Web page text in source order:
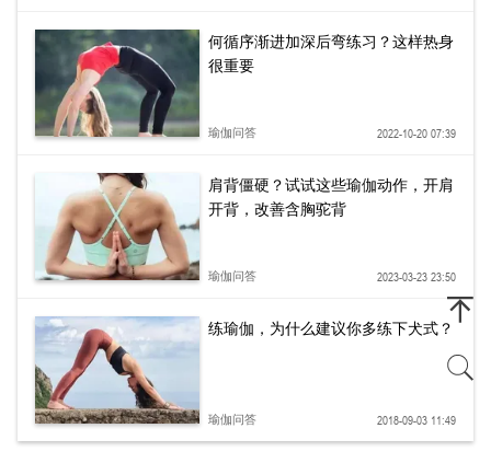
何循序渐进加深后弯练习？这样热身
很重要
瑜伽问答 2022-10-20 07:39
肩背僵硬？试试这些瑜伽动作，开肩
开背，改善含胸驼背
瑜伽问答 2023-03-23 23:50
练瑜伽，为什么建议你多练下犬式？
瑜伽问答 2018-09-03 11:49